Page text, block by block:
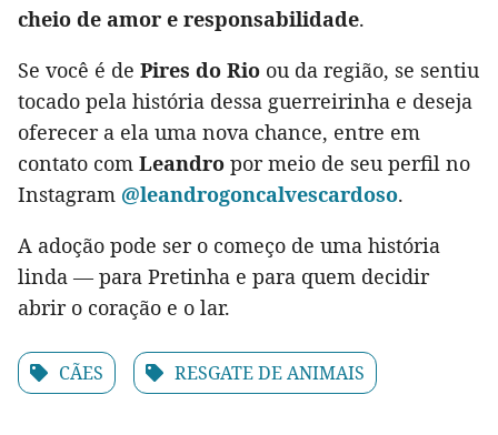
cheio de amor e responsabilidade.
Se você é de Pires do Rio ou da região, se sentiu
tocado pela história dessa guerreirinha e deseja
oferecer a ela uma nova chance, entre em
contato com Leandro por meio de seu perfil no
Instagram @leandrogoncalvescardoso.
A adoção pode ser o começo de uma história
linda — para Pretinha e para quem decidir
abrir o coração e o lar.
CÃES RESGATE DE ANIMAIS